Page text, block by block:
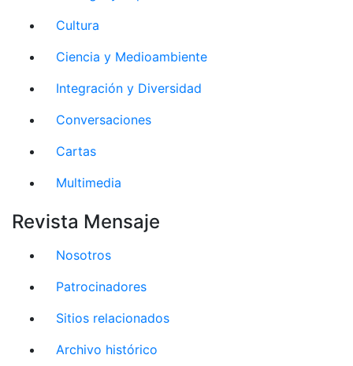
Cultura
Ciencia y Medioambiente
Integración y Diversidad
Conversaciones
Cartas
Multimedia
Revista Mensaje
Nosotros
Patrocinadores
Sitios relacionados
Archivo histórico